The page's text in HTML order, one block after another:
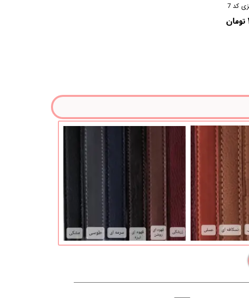
کد 7